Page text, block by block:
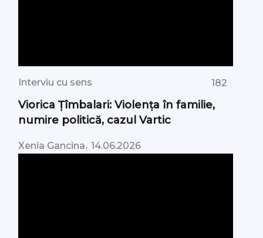
Interviu cu sens 182
Viorica Țîmbalari: Violența în familie,
numire politică, cazul Vartic
Xenia Gancina,14.06.2026